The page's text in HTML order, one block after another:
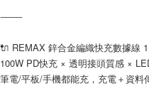
【注意事項】
１．透過由恩沛科技股份有限公司
易，需依本服務之必要範圍內提供
每筆NT$200，滿NT$1,500(含
⸻
🔌 REMAX 鋅合金編織快充數據線
100W PD快充 × 透明接頭質感 ×
筆電/平板/手機都能充，充電＋資料